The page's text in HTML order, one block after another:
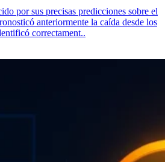
por sus precisas predicciones sobre el
anteriormente la caída desde los
correctament..